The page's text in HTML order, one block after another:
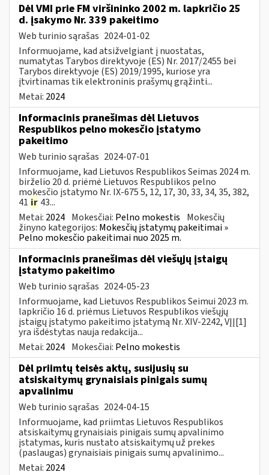
Dėl VMI prie FM viršininko 2002 m. lapkričio 25
d. įsakymo Nr. 339 pakeitimo
Web turinio sąrašas 2024-01-02
Informuojame, kad atsižvelgiant į nuostatas,
numatytas Tarybos direktyvoje (ES) Nr. 2017/2455 bei
Tarybos direktyvoje (ES) 2019/1995, kuriose yra
įtvirtinamas tik elektroninis prašymų grąžinti...
Metai: 2024
Informacinis pranešimas dėl Lietuvos
Respublikos pelno mokesčio įstatymo
pakeitimo
Web turinio sąrašas 2024-07-01
Informuojame, kad Lietuvos Respublikos Seimas 2024 m.
birželio 20 d. priėmė Lietuvos Respublikos pelno
mokesčio įstatymo Nr. IX-675 5, 12, 17, 30, 33, 34, 35, 382,
41 ir 43...
Metai: 2024 Mokesčiai: Pelno mokestis Mokesčių
žinyno kategorijos: Mokesčių įstatymų pakeitimai »
Pelno mokesčio pakeitimai nuo 2025 m.
Informacinis pranešimas dėl viešųjų įstaigų
įstatymo pakeitimo
Web turinio sąrašas 2024-05-23
Informuojame, kad Lietuvos Respublikos Seimui 2023 m.
lapkričio 16 d. priėmus Lietuvos Respublikos viešųjų
įstaigų įstatymo pakeitimo įstatymą Nr. XIV-2242, VĮĮ[1]
yra išdėstytas nauja redakcija...
Metai: 2024 Mokesčiai: Pelno mokestis
Dėl priimtų teisės aktų, susijusių su
atsiskaitymų grynaisiais pinigais sumų
apvalinimu
Web turinio sąrašas 2024-04-15
Informuojame, kad priimtas Lietuvos Respublikos
atsiskaitymų grynaisiais pinigais sumų apvalinimo
įstatymas, kuris nustato atsiskaitymų už prekes
(paslaugas) grynaisiais pinigais sumų apvalinimo...
Metai: 2024